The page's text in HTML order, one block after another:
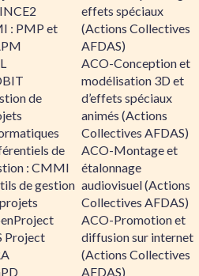
: PMP et
de
de
: CMMI
de gestion
Project
effets spéciaux
(Actions Collectives
AFDAS)
ACO-Conception et
modélisation 3D et
d’effets spéciaux
animés (Actions
Collectives AFDAS)
ACO-Montage et
étalonnage
audiovisuel (Actions
Collectives AFDAS)
ACO-Promotion et
diffusion sur internet
(Actions Collectives
AFDAS)